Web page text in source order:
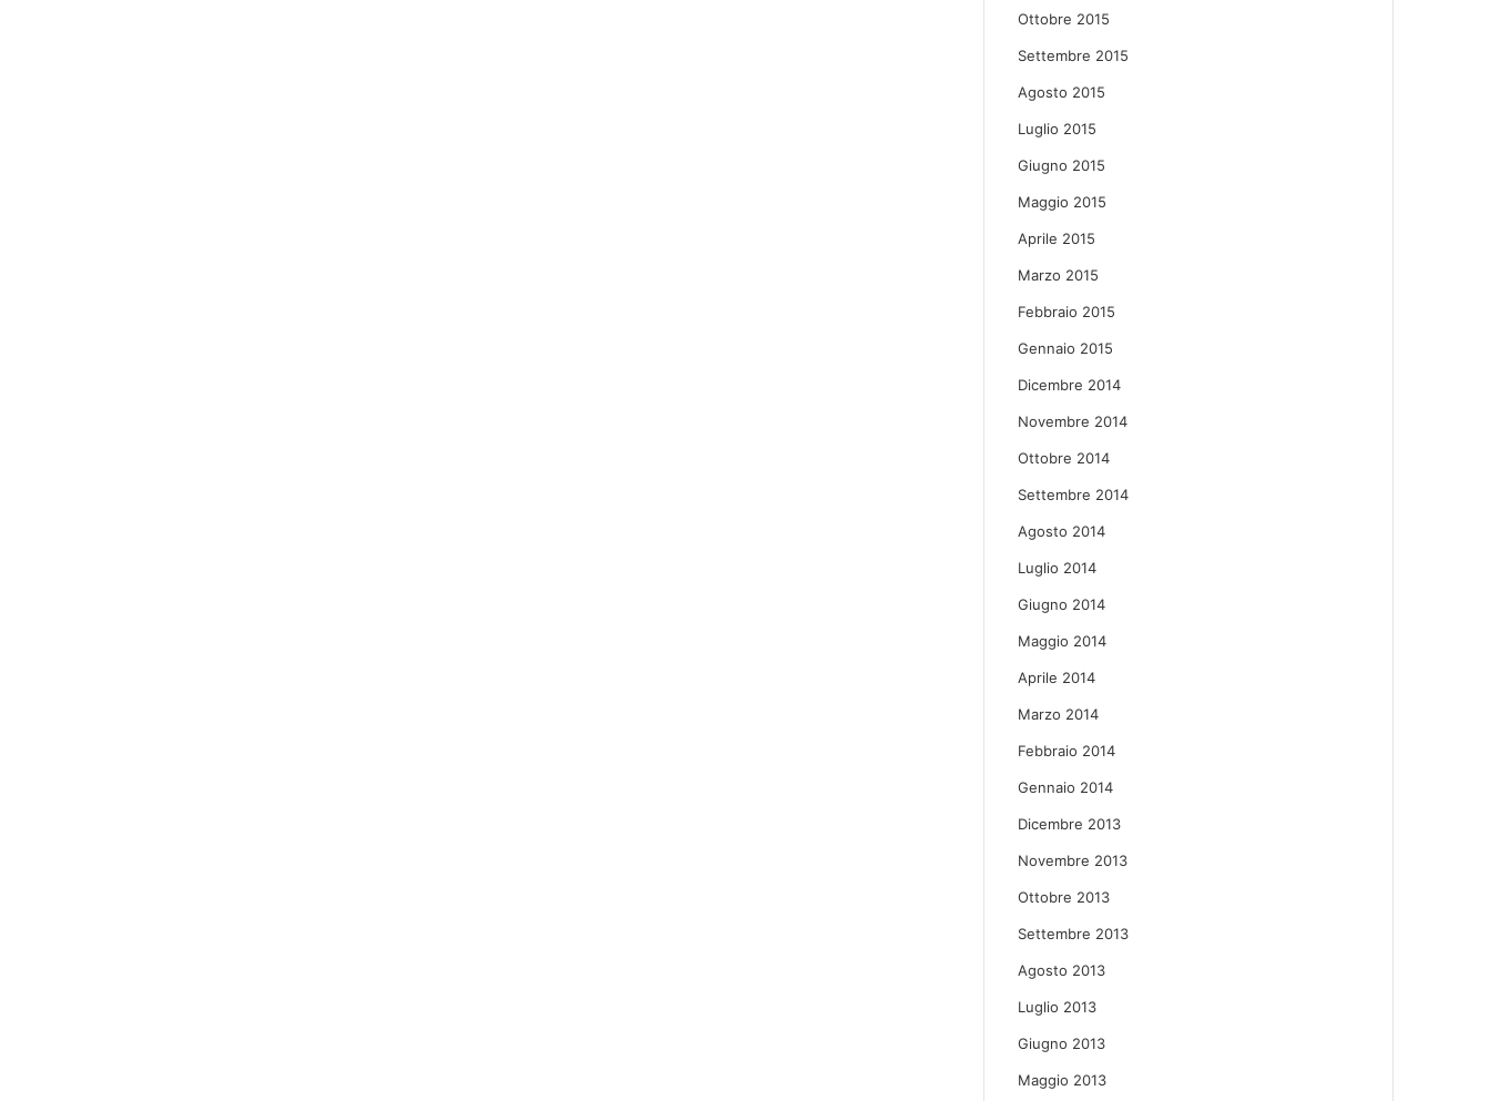
Ottobre 2015
Settembre 2015
Agosto 2015
Luglio 2015
Giugno 2015
Maggio 2015
Aprile 2015
Marzo 2015
Febbraio 2015
Gennaio 2015
Dicembre 2014
Novembre 2014
Ottobre 2014
Settembre 2014
Agosto 2014
Luglio 2014
Giugno 2014
Maggio 2014
Aprile 2014
Marzo 2014
Febbraio 2014
Gennaio 2014
Dicembre 2013
Novembre 2013
Ottobre 2013
Settembre 2013
Agosto 2013
Luglio 2013
Giugno 2013
Maggio 2013